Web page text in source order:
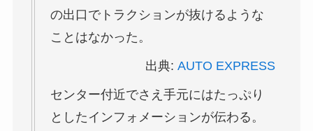
の出口でトラクションが抜けるような
ことはなかった。
出典:AUTO EXPRESS
センター付近でさえ手元にはたっぷり
としたインフォメーションが伝わる。